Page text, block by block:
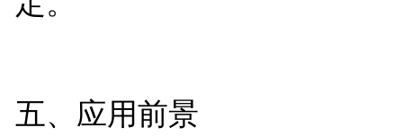
五、应用前景